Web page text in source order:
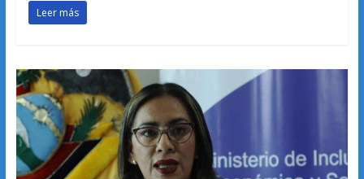
Leer más